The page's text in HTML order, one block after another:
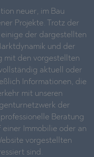
neuer, im Bau
Projekte. Trotz der
einige der dargestellten
und der
mit den vorgestellten
aktuell oder
Informationen, die
mit unseren
der
Beratung
Immobilie oder an
vorgestellten
sind.